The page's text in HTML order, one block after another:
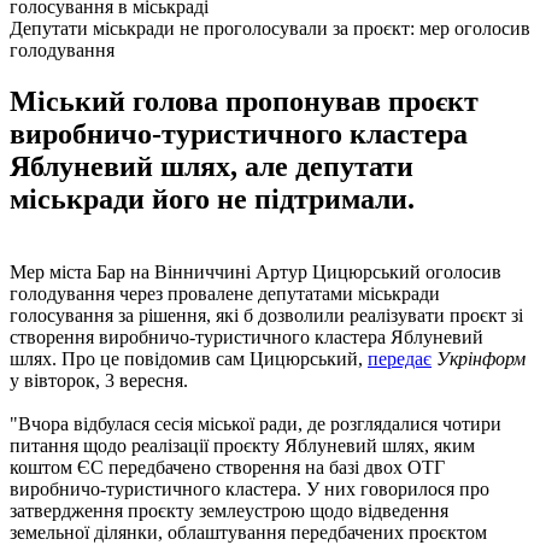
Депутати міськради не проголосували за проєкт: мер оголосив
голодування
Міський голова пропонував проєкт
виробничо-туристичного кластера
Яблуневий шлях, але депутати
міськради його не підтримали.
Мер міста Бар на Вінниччині Артур Цицюрський оголосив
голодування через провалене депутатами міськради
голосування за рішення, які б дозволили реалізувати проєкт зі
створення виробничо-туристичного кластера Яблуневий
шлях. Про це повідомив сам Цицюрський, передає Укрінформ
у вівторок, 3 вересня.
"Вчора відбулася сесія міської ради, де розглядалися чотири
питання щодо реалізації проєкту Яблуневий шлях, яким
коштом ЄС передбачено створення на базі двох ОТГ
виробничо-туристичного кластера. У них говорилося про
затвердження проєкту землеустрою щодо відведення
земельної ділянки, облаштування передбачених проєктом